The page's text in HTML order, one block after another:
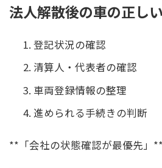
法人解散後の車の正し
登記状況の確認
清算人・代表者の確認
車両登録情報の整理
進められる手続きの判断
**「会社の状態確認が最優先」**